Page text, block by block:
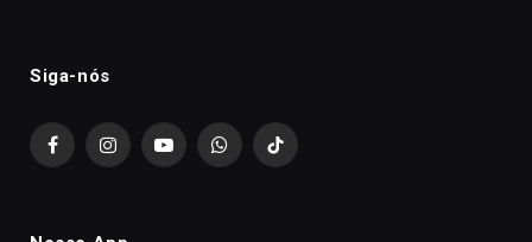
Siga-nós
FacebookInstagramYouTubeWhatsAppTikTok